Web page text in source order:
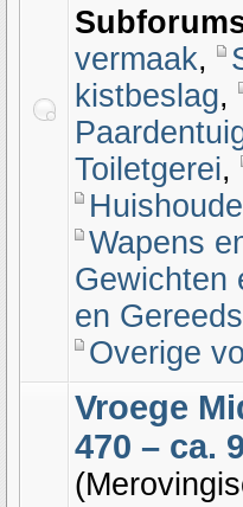
vermaak,
kistbeslag,
Toiletgerei,
Wapens
Gewichten
en
Overige
Vroege
470 – ca.